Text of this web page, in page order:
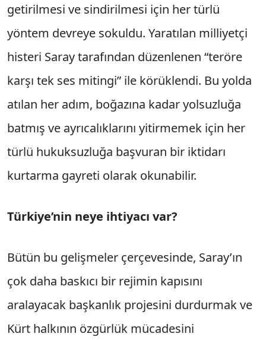
getirilmesi ve sindirilmesi için her türlü
yöntem devreye sokuldu. Yaratılan milliyetçi
histeri Saray tarafından düzenlenen “teröre
karşı tek ses mitingi” ile körüklendi. Bu yolda
atılan her adım, boğazına kadar yolsuzluğa
batmış ve ayrıcalıklarını yitirmemek için her
türlü hukuk­suzluğa başvuran bir iktidarı
kurtarma gayreti olarak okunabilir.
Türkiye’nin neye ihtiyacı var?
Bütün bu gelişmeler çerçevesinde, Saray’ın
çok daha baskıcı bir rejimin kapısını
aralayacak başkanlık projesini durdurmak ve
Kürt halkının özgürlük mücadesini